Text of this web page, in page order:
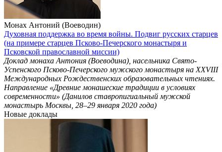
Монах Антоний (Воеводин)
Духовная поддержка во время войны. Подвиг русских старцев
(на примере старцев Псково-Печерского монастыря и
Псковской православной миссии)
Доклад монаха Антония (Воеводина), насельника Свято-
Успенского Псково-Печерского мужского монастыря на ХХVIII
Международных Рождественских образовательных чтениях.
Направление «Древние монашеские традиции в условиях
современности» (Данилов ставропигиальный мужской
монастырь Москвы, 28–29 января 2020 года)
Новые доклады